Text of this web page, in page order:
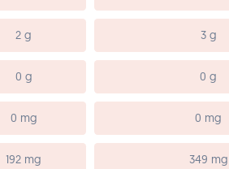
2 g 3 g
0 g 0 g
0 mg 0 mg
192 mg 349 mg